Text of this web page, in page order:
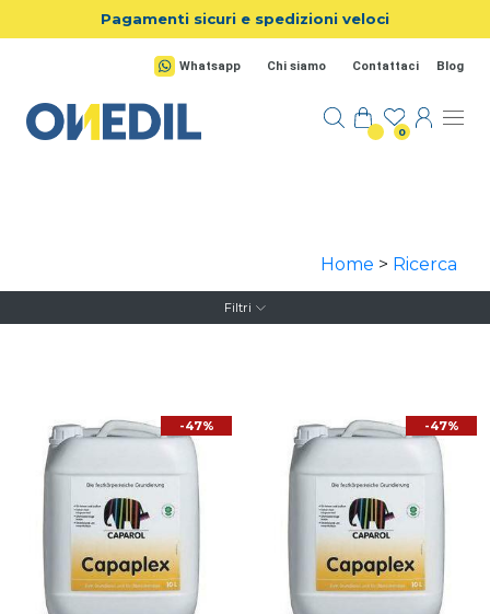
Salta al contenuto principale
Pagamenti sicuri e spedizioni veloci
Whatsapp Chi siamo Contattaci Blog
0
Home > Ricerca
Filtri
-47% -47%